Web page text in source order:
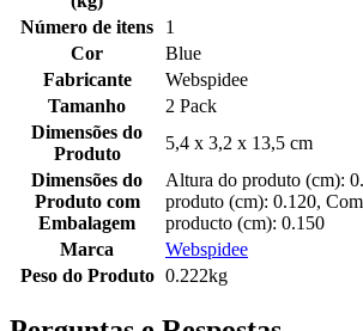
Número de itens
1
Cor
Blue
Fabricante
Webspidee
Tamanho
2 Pack
Dimensões do
Produto
5,4 x 3,2 x 13,5 cm
Dimensões do
Produto com
Embalagem
Altura do produto (cm):
produto (cm): 0.120,
producto (cm): 0.150
Marca
Webspidee
Peso do Produto 0.222kg